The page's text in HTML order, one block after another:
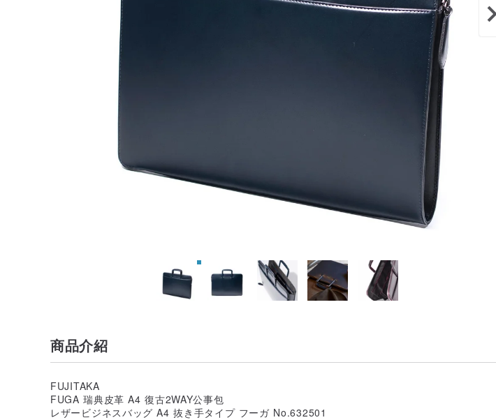
商品介紹
FUJITAKA
FUGA 瑞典皮革 A4 復古2WAY公事包
レザービジネスバッグ A4 抜き手タイプ フーガ No.632501